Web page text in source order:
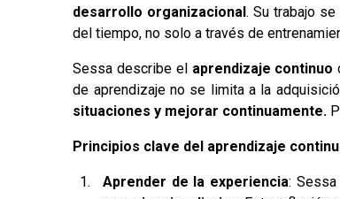
desarrollo organizacional. Su trabajo
del tiempo, no solo a través de
Sessa describe el aprendizaje continuo
de aprendizaje no se limita a la
situaciones y mejorar continuamente.
Principios clave del aprendizaje
Aprender de la experiencia: